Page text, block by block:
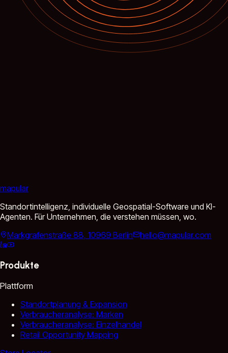
mapular
Standortintelligenz, individuelle Geospatial-Software und KI-
Agenten. Für Unternehmen, die verstehen müssen, wo.
Markgrafenstraße 88, 10969 Berlin
hello@mapular.com
Produkte
Plattform
Standortplanung & Expansion
Verbraucheranalyse: Marken
Verbraucheranalyse: Einzelhandel
Retail Opportunity Mapping